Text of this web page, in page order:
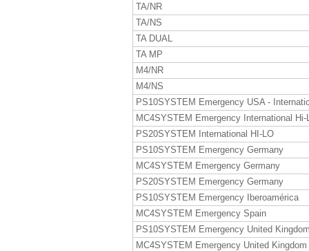
TA/NR
TA/NS
TA DUAL
TA MP
M4/NR
M4/NS
PS10SYSTEM Emergency USA -
MC4SYSTEM Emergency International Hi-
PS20SYSTEM International HI-LO
PS10SYSTEM Emergency Germany
MC4SYSTEM Emergency Germany
PS20SYSTEM Emergency Germany
PS10SYSTEM Emergency Iberoamérica
MC4SYSTEM Emergency Spain
PS10SYSTEM Emergency United Kingdom
MC4SYSTEM Emergency United Kingdom